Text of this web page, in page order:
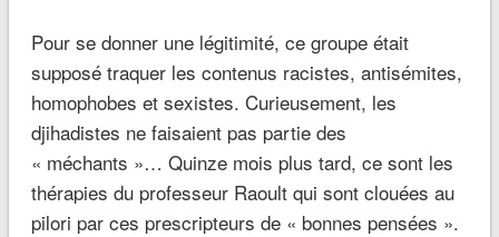
Pour se donner une légitimité, ce groupe était
supposé traquer les contenus racistes, antisémites,
homophobes et sexistes. Curieusement, les
djihadistes ne faisaient pas partie des
« méchants »… Quinze mois plus tard, ce sont les
thérapies du professeur Raoult qui sont clouées au
pilori par ces prescripteurs de « bonnes pensées ».